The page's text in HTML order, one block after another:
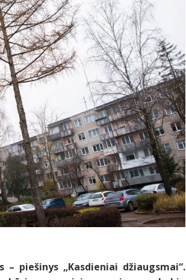
piešinys „Kasdieniai džiaugsmai“.